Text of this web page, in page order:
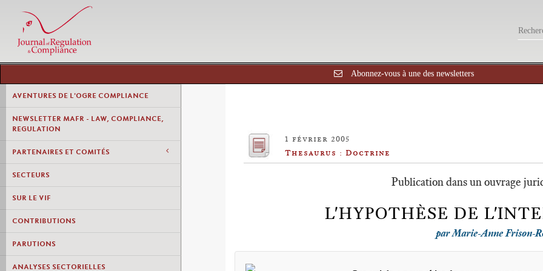
Abonnez-vous à une des newsletters
AVENTURES DE L'OGRE COMPLIANCE
NEWSLETTER MAFR - LAW, COMPLIANCE,
REGULATION
PARTENAIRES ET COMITÉS
SECTEURS
SUR LE VIF
CONTRIBUTIONS
PARUTIONS
ANALYSES SECTORIELLES
1 février 2005
Thesaurus : Doctrine
Publication dans un ouvrage
L'HYPOTHÈSE DE
par Marie-Anne Frison-